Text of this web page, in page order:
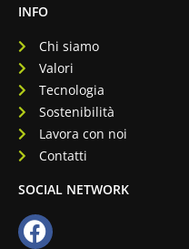
INFO
Chi siamo
Valori
Tecnologia
Sostenibilità
Lavora con noi
Contatti
SOCIAL NETWORK